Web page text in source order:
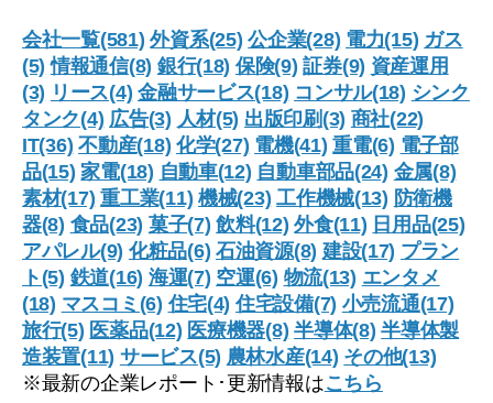
会社一覧(581) 外資系(25) 公企業(28) 電力(15) ガス
(5) 情報通信(8) 銀行(18) 保険(9) 証券(9) 資産運用
(3) リース(4) 金融サービス(18) コンサル(18) シンク
タンク(4) 広告(3) 人材(5) 出版印刷(3) 商社(22)
IT(36) 不動産(18) 化学(27) 電機(41) 重電(6) 電子部
品(15) 家電(18) 自動車(12) 自動車部品(24) 金属(8)
素材(17) 重工業(11) 機械(23) 工作機械(13) 防衛機
器(8) 食品(23) 菓子(7) 飲料(12) 外食(11) 日用品(25)
アパレル(9) 化粧品(6) 石油資源(8) 建設(17) プラン
ト(5) 鉄道(16) 海運(7) 空運(6) 物流(13) エンタメ
(18) マスコミ(6) 住宅(4) 住宅設備(7) 小売流通(17)
旅行(5) 医薬品(12) 医療機器(8) 半導体(8) 半導体製
造装置(11) サービス(5) 農林水産(14) その他(13)
※最新の企業レポート･更新情報はこちら